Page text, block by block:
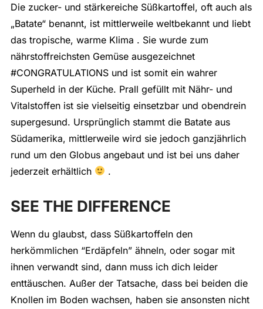
Die zucker- und stärkereiche Süßkartoffel, oft auch als
„Batate“ benannt, ist mittlerweile weltbekannt und liebt
das tropische, warme Klima . Sie wurde zum
nährstoffreichsten Gemüse ausgezeichnet
#CONGRATULATIONS und ist somit ein wahrer
Superheld in der Küche. Prall gefüllt mit Nähr- und
Vitalstoffen ist sie vielseitig einsetzbar und obendrein
supergesund. Ursprünglich stammt die Batate aus
Südamerika, mittlerweile wird sie jedoch ganzjährlich
rund um den Globus angebaut und ist bei uns daher
jederzeit erhältlich
.
SEE THE DIFFERENCE
Wenn du glaubst, dass Süßkartoffeln den
herkömmlichen “Erdäpfeln” ähneln, oder sogar mit
ihnen verwandt sind, dann muss ich dich leider
enttäuschen. Außer der Tatsache, dass bei beiden die
Knollen im Boden wachsen, haben sie ansonsten nicht